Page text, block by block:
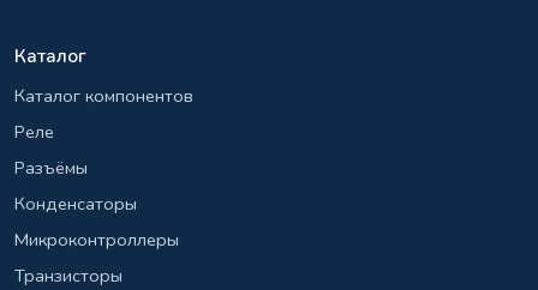
Каталог
Каталог компонентов
Реле
Разъёмы
Конденсаторы
Микроконтроллеры
Транзисторы